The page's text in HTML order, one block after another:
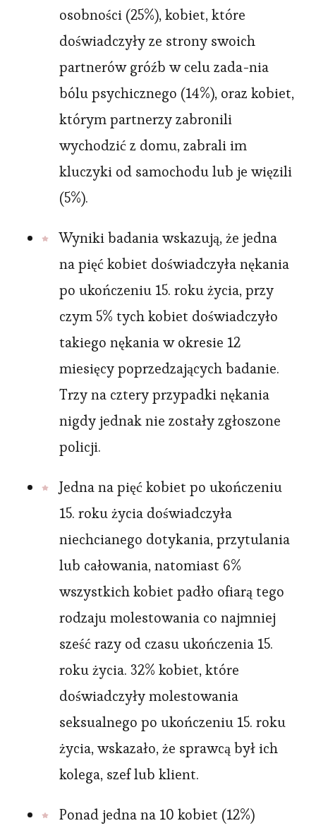
osobności (25%), kobiet, które
doświadczyły ze strony swoich
partnerów gróźb w celu zada-nia
bólu psychicznego (14%), oraz kobiet,
którym partnerzy zabronili
wychodzić z domu, zabrali im
kluczyki od samochodu lub je więzili
(5%).
Wyniki badania wskazują, że jedna
na pięć kobiet doświadczyła nękania
po ukończeniu 15. roku życia, przy
czym 5% tych kobiet doświadczyło
takiego nękania w okresie 12
miesięcy poprzedzających badanie.
Trzy na cztery przypadki nękania
nigdy jednak nie zostały zgłoszone
policji.
Jedna na pięć kobiet po ukończeniu
15. roku życia doświadczyła
niechcianego dotykania, przytulania
lub całowania, natomiast 6%
wszystkich kobiet padło ofiarą tego
rodzaju molestowania co najmniej
sześć razy od czasu ukończenia 15.
roku życia. 32% kobiet, które
doświadczyły molestowania
seksualnego po ukończeniu 15. roku
życia, wskazało, że sprawcą był ich
kolega, szef lub klient.
Ponad jedna na 10 kobiet (12%)